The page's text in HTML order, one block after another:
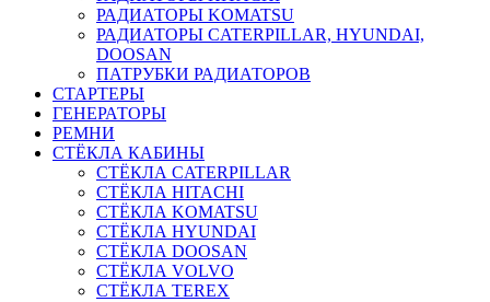
РАДИАТОРЫ KOMATSU
РАДИАТОРЫ CATERPILLAR, HYUNDAI,
DOOSAN
ПАТРУБКИ РАДИАТОРОВ
СТАРТЕРЫ
ГЕНЕРАТОРЫ
РЕМНИ
СТЁКЛА КАБИНЫ
СТЁКЛА CATERPILLAR
СТЁКЛА HITACHI
СТЁКЛА KOMATSU
СТЁКЛА HYUNDAI
СТЁКЛА DOOSAN
СТЁКЛА VOLVO
СТЁКЛА TEREX